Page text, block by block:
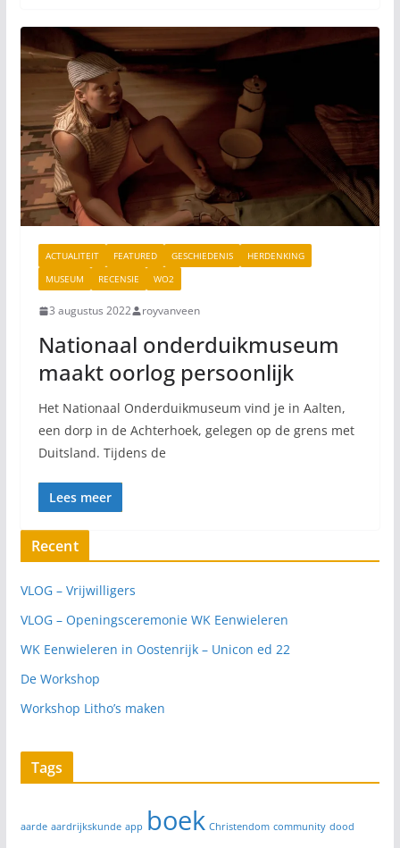
ACTUALITEIT FEATURED GESCHIEDENIS
HERDENKING
MUSEUM
RECENSIE WO2
3 augustus 2022 royvanveen
Nationaal onderduikmuseum
maakt oorlog persoonlijk
Het Nationaal Onderduikmuseum vind je in Aalten,
een dorp in de Achterhoek, gelegen op de grens met
Duitsland. Tijdens de
Lees meer
Recent
VLOG – Vrijwilligers
VLOG – Openingsceremonie WK Eenwieleren
WK Eenwieleren in Oostenrijk – Unicon ed 22
De Workshop
Workshop Litho’s maken
Tags
aarde aardrijkskunde app boek Christendom community dood